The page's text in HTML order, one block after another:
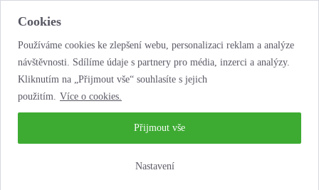
Cookies
Používáme cookies ke zlepšení webu, personalizaci reklam a analýze
návštěvnosti. Sdílíme údaje s partnery pro média, inzerci a analýzy.
Kliknutím na „Přijmout vše“ souhlasíte s jejich
použitím. Více o cookies.
Nastavení
Přijmout vše
...neobyčejná jízda životem!